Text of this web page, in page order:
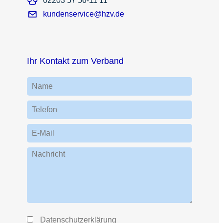
kundenservice@hzv.de
Ihr Kontakt zum Verband
Name
Telefon
E-Mail
Nachricht
Datenschutzerklärung